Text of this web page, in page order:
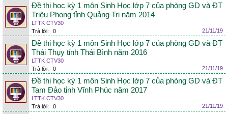
Đề thi học kỳ 1 môn Sinh Học lớp 7 của phòng GD và ĐT
Triệu Phong tỉnh Quảng Trị năm 2014
LTTK CTV30
Trả lời:
0 21/11/19
Đề thi học kỳ 1 môn Sinh Học lớp 7 của phòng GD và ĐT
Thái Thụy tỉnh Thái Bình năm 2016
LTTK CTV30
Trả lời:
0 21/11/19
Đề thi học kỳ 1 môn Sinh Học lớp 7 của phòng GD và ĐT
Tam Đảo tỉnh Vĩnh Phúc năm 2017
LTTK CTV30
Trả lời:
0 21/11/19